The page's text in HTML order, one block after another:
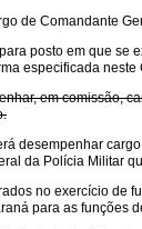
de Comandante
posto em que se
especificada neste
em comissão,
desempenhar
da Polícia Militar
no exercício de
para as funções